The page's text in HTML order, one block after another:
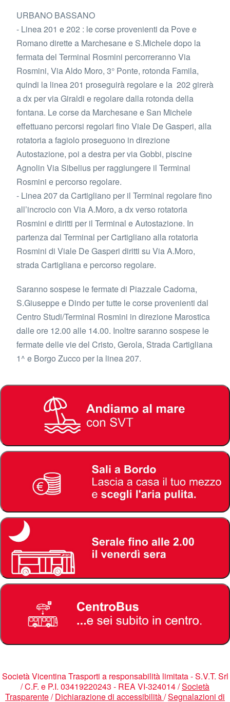
URBANO BASSANO
- Linea 201 e 202 : le corse provenienti da Pove e
Romano dirette a Marchesane e S.Michele dopo la
fermata del Terminal Rosmini percorreranno Via
Rosmini, Via Aldo Moro, 3° Ponte, rotonda Famila,
quindi la linea 201 proseguirà regolare e la 202 girerà
a dx per via Giraldi e regolare dalla rotonda della
fontana. Le corse da Marchesane e San Michele
effettuano percorsi regolari fino Viale De Gasperi, alla
rotatoria a fagiolo proseguono in direzione
Autostazione, poi a destra per via Gobbi, piscine
Agnolin Via Sibelius per raggiungere il Terminal
Rosmini e percorso regolare.
- Linea 207 da Cartigliano per il Terminal regolare fino
all’incrocio con Via A.Moro, a dx verso rotatoria
Rosmini e diritti per il Terminal e Autostazione. In
partenza dal Terminal per Cartigliano alla rotatoria
Rosmini di Viale De Gasperi diritti su Via A.Moro,
strada Cartigliana e percorso regolare.
Saranno sospese le fermate di Piazzale Cadorna,
S.Giuseppe e Dindo per tutte le corse provenienti dal
Centro Studi/Terminal Rosmini in direzione Marostica
dalle ore 12.00 alle 14.00. Inoltre saranno sospese le
fermate delle vie del Cristo, Gerola, Strada Cartigliana
1^ e Borgo Zucco per la linea 207.
Società Vicentina Trasporti a responsabilità limitata - S.V.T. Srl
/ C.F. e P.I. 03419220243 - REA VI-324014 /Società
Trasparente/Dichiarazione di accessibilità/Segnalazioni di